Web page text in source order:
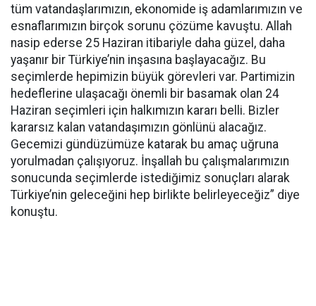
tüm vatandaşlarımızın, ekonomide iş adamlarımızın ve
esnaflarımızın birçok sorunu çözüme kavuştu. Allah
nasip ederse 25 Haziran itibariyle daha güzel, daha
yaşanır bir Türkiye’nin inşasına başlayacağız. Bu
seçimlerde hepimizin büyük görevleri var. Partimizin
hedeflerine ulaşacağı önemli bir basamak olan 24
Haziran seçimleri için halkımızın kararı belli. Bizler
kararsız kalan vatandaşımızın gönlünü alacağız.
Gecemizi gündüzümüze katarak bu amaç uğruna
yorulmadan çalışıyoruz. İnşallah bu çalışmalarımızın
sonucunda seçimlerde istediğimiz sonuçları alarak
Türkiye’nin geleceğini hep birlikte belirleyeceğiz” diye
konuştu.